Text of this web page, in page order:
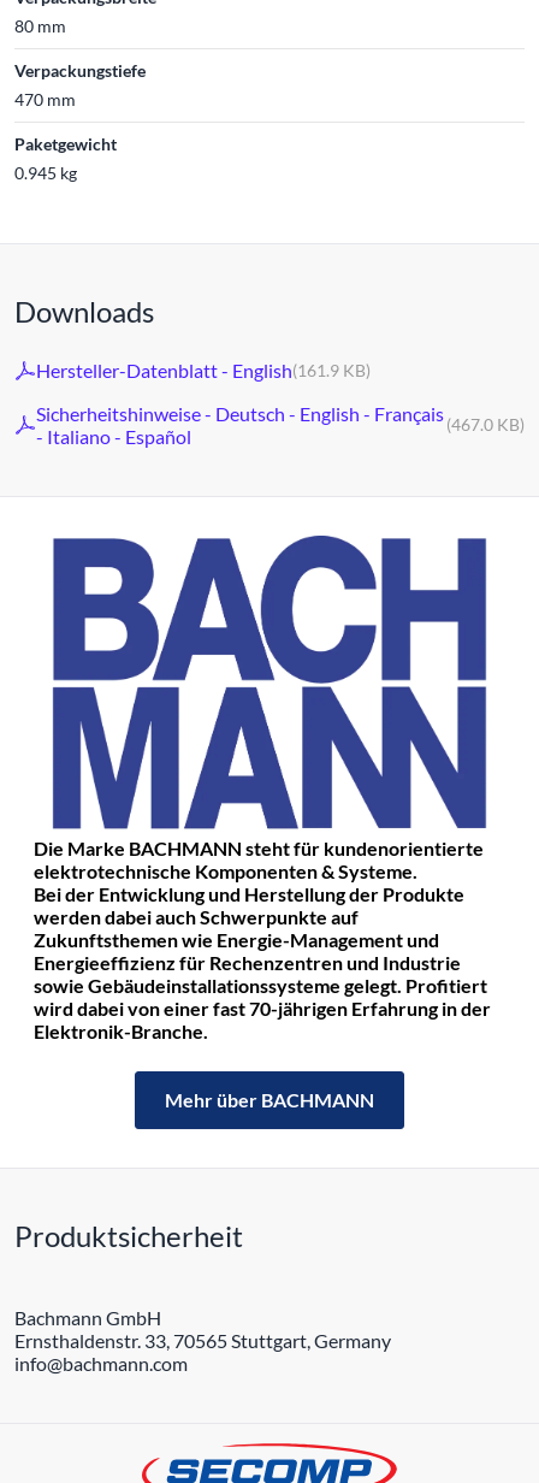
80 mm
Verpackungstiefe
470 mm
Paketgewicht
0.945 kg
Downloads
Hersteller-Datenblatt - English(161.9 KB)
Sicherheitshinweise - Deutsch - English - Français
- Italiano - Español
(467.0 KB)
Die Marke BACHMANN steht für kundenorientierte
elektrotechnische Komponenten & Systeme.
Bei der Entwicklung und Herstellung der Produkte
werden dabei auch Schwerpunkte auf
Zukunftsthemen wie Energie-Management und
Energieeffizienz für Rechenzentren und Industrie
sowie Gebäudeinstallationssysteme gelegt. Profitiert
wird dabei von einer fast 70-jährigen Erfahrung in der
Elektronik-Branche.
Mehr über BACHMANN
Produktsicherheit
Bachmann GmbH
Ernsthaldenstr. 33, 70565 Stuttgart, Germany
info@bachmann.com